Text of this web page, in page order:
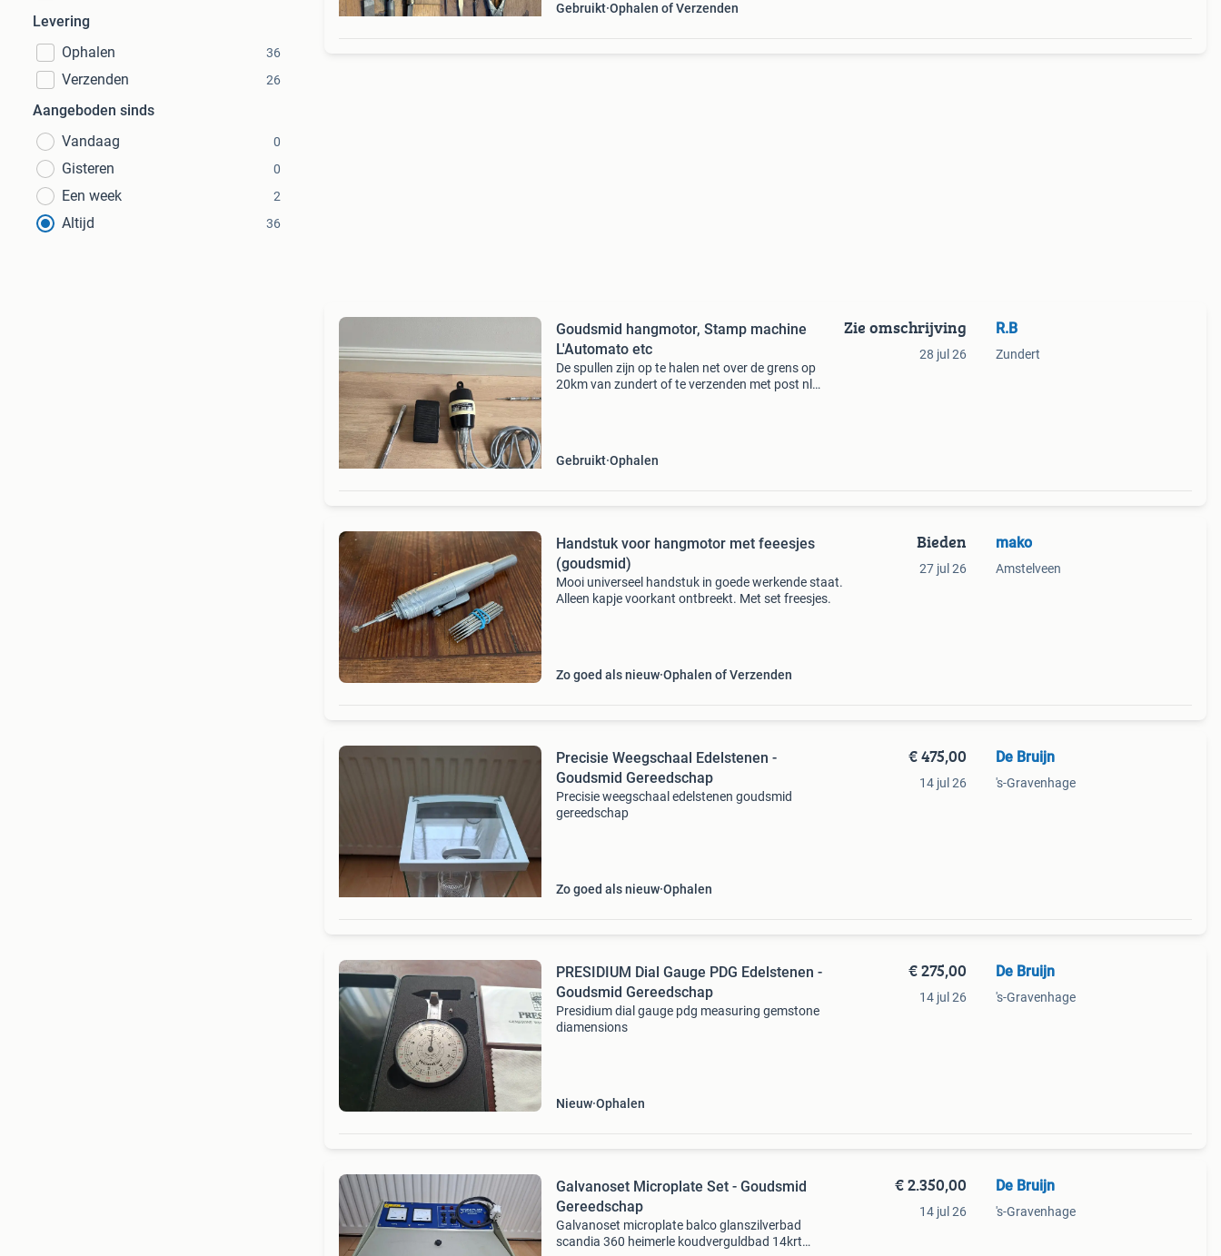
Levering
Ophalen
36
Verzenden 26
Aangeboden sinds
Vandaag
0
Gisteren 0
Een week 2
Altijd 36
Gebruikt Ophalen of Verzenden
Goudsmid hangmotor, Stamp machine
L'Automato etc
De spullen zijn op te halen net over de grens op
20km van zundert of te verzenden met post nl
Gebruikt Ophalen
Zie omschrijving
28 jul 26
R.B
Zundert
Handstuk voor hangmotor met feeesjes
(goudsmid)
Mooi universeel handstuk in goede werkende staat.
Alleen kapje voorkant ontbreekt. Met set freesjes.
Zo goed als nieuw Ophalen of Verzenden
Bieden
27 jul 26
mako
Amstelveen
Precisie Weegschaal Edelstenen -
Goudsmid Gereedschap
Precisie weegschaal edelstenen goudsmid
gereedschap
Zo goed als nieuw Ophalen
€ 475,00
14 jul 26
De Bruijn
's-Gravenhage
PRESIDIUM Dial Gauge PDG Edelstenen -
Goudsmid Gereedschap
Presidium dial gauge pdg measuring gemstone
diamensions
Nieuw Ophalen
€ 275,00
14 jul 26
De Bruijn
's-Gravenhage
Galvanoset Microplate Set - Goudsmid
Gereedschap
Galvanoset microplate balco glanszilverbad
scandia 360 heimerle koudverguldbad 14krt
€ 2.350,00
14 jul 26
De Bruijn
's-Gravenhage